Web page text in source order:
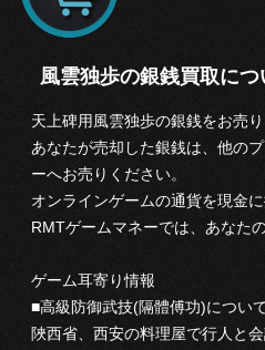
風雲独歩の銀銭買取につ
天上碑用風雲独歩の銀銭をお売
あなたが売却した銀銭は、他の
ーへお売りください。
オンラインゲームの通貨を現金
RMTゲームマネーでは、あなた
ゲーム耳寄り情報
■高級防御武技(隔體傅功)につい
陜西省、西安の料理屋で行人と